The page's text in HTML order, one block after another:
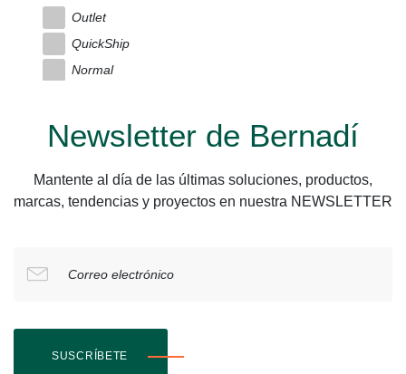
Outlet
QuickShip
Normal
Newsletter de Bernadí
Mantente al día de las últimas soluciones, productos,
marcas, tendencias y proyectos en nuestra NEWSLETTER
Correo electrónico
SUSCRÍBETE